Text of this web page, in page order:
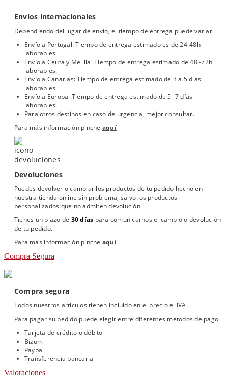
Envíos internacionales
Dependiendo del lugar de envío, el tiempo de entrega puede variar.
Envío a Portugal: Tiempo de entrega estimado es de 24-48h
laborables.
Envío a Ceuta y Melilla: Tiempo de entrega estimado de 48 -72h
laborables.
Envío a Canarias: Tiempo de entrega estimado de 3 a 5 dias
laborables.
Envío a Europa: Tiempo de entrega estimado de 5- 7 días
laborables.
Para otros destinos en caso de urgencia, mejor consultar.
Para más información pinche aquí
Devoluciones
Puedes devolver o cambiar los productos de tu pedido hecho en
nuestra tienda online sin problema, salvo los productos
personalizados que no admiten devolución.
Tienes un plazo de 30 días para comunicarnos el cambio o devolución
de tu pedido.
Para más información pinche aquí
Compra Segura
Compra segura
Todos nuestros articulos tienen incluido en el precio el IVA.
Para pagar su pedido puede elegir entre diferentes métodos de pago.
Tarjeta de crédito o débito
Bizum
Paypal
Transferencia bancaria
Valoraciones